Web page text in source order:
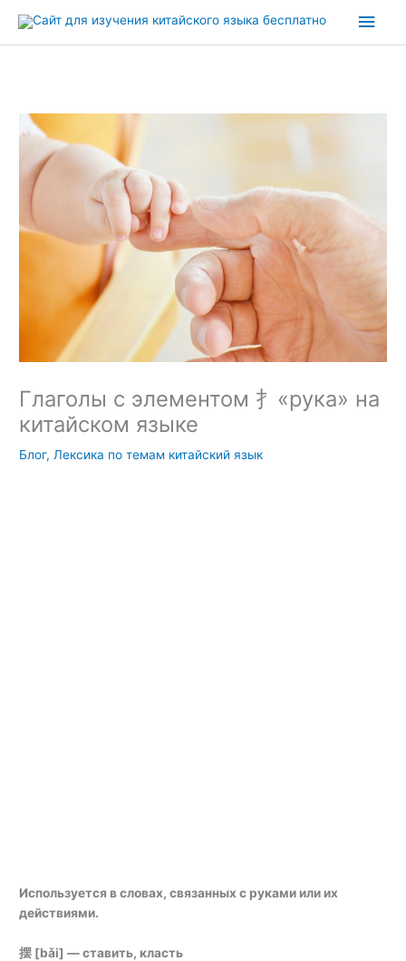
содержимому
Глаголы с элементом 扌«рука» на
китайском языке
Блог, Лексика по темам китайский язык
Используется в словах, связанных с руками или их
действиями.
摆 [bǎi] — ставить, класть